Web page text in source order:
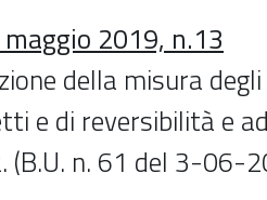
2019, n.13
della misura
e di reversibilità e
(B.U. n. 61 del 3-06-